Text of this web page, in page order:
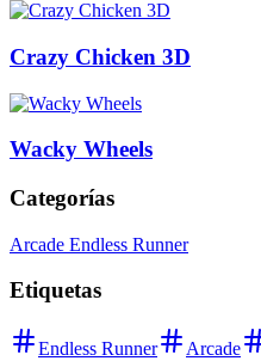
Crazy Chicken 3D
Wacky Wheels
Categorías
Arcade Endless Runner
Etiquetas
Endless Runner Arcade